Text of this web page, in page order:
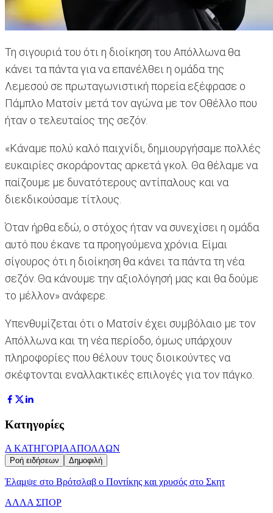
Τη σιγουριά του ότι η διοίκηση του Απόλλωνα θα
κάνει τα πάντα για να επανέλθει η ομάδα της
Λεμεσού σε πρωταγωνιστική πορεία εξέφρασε ο
Πάμπλο Ματσίν μετά τον αγώνα με τον Οθέλλο που
ήταν ο τελευταίος της σεζόν.
«Κάναμε πολύ καλό παιχνίδι, δημιουργήσαμε πολλές
ευκαιρίες σκοράροντας αρκετά γκολ. Θα θέλαμε να
παίζουμε με δυνατότερους αντίπαλους και να
διεκδικούσαμε τίτλους.
Όταν ήρθα εδώ, ο στόχος ήταν να συνεχίσει η ομάδα
αυτό που έκανε τα προηγούμενα χρόνια. Είμαι
σίγουρος ότι η διοίκηση θα κάνει τα πάντα τη νέα
σεζόν. Θα κάνουμε την αξιολόγησή μας και θα δούμε
το μέλλον» ανάφερε.
Υπενθυμίζεται ότι ο Ματσίν έχει συμβόλαιο με τον
Απόλλωνα και τη νέα περίοδο, όμως υπάρχουν
πληροφορίες που θέλουν τους διοικούντες να
σκέφτονται εναλλακτικές επιλογές για τον πάγκο.
Κατηγορίες
Α ΚΑΤΗΓΟΡΙΑΑΠΟΛΛΩΝ
Ροή ειδήσεων Δημοφιλή
Έλαμψε στο Βρότσλαβ ο Ποντίκης και χρυσός στο Σκητ
ΑΛΛΑ ΣΠΟΡ